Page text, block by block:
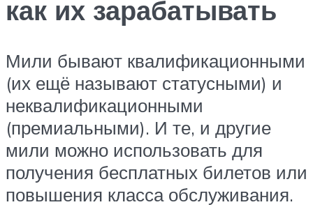
как их зарабатывать
Мили бывают квалификационными
(их ещё называют статусными) и
неквалификационными
(премиальными). И те, и другие
мили можно использовать для
получения бесплатных билетов или
повышения класса обслуживания.